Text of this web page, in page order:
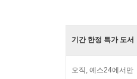
기간 한정 특가 도서
오직, 예스24에서만